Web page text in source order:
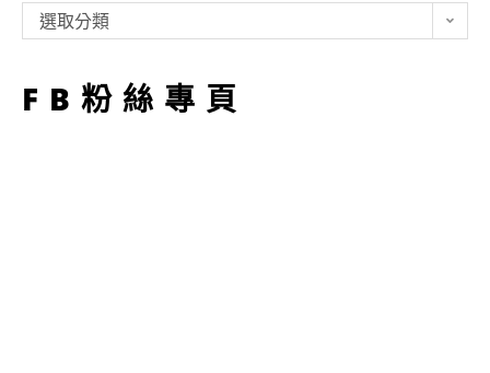
型
選取分類
FB粉絲專頁